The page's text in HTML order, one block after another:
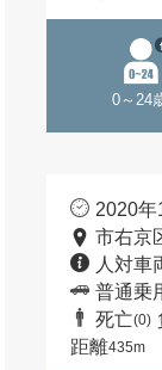
0～24
2020
市右京
人対車
普通乗
死亡(0)
距離435m